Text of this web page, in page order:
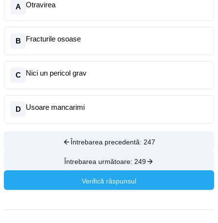
A Otravirea
B Fracturile osoase
C Nici un pericol grav
D Usoare mancarimi
Întrebarea precedentă: 247
Întrebarea următoare: 249
Verifică răspunsul